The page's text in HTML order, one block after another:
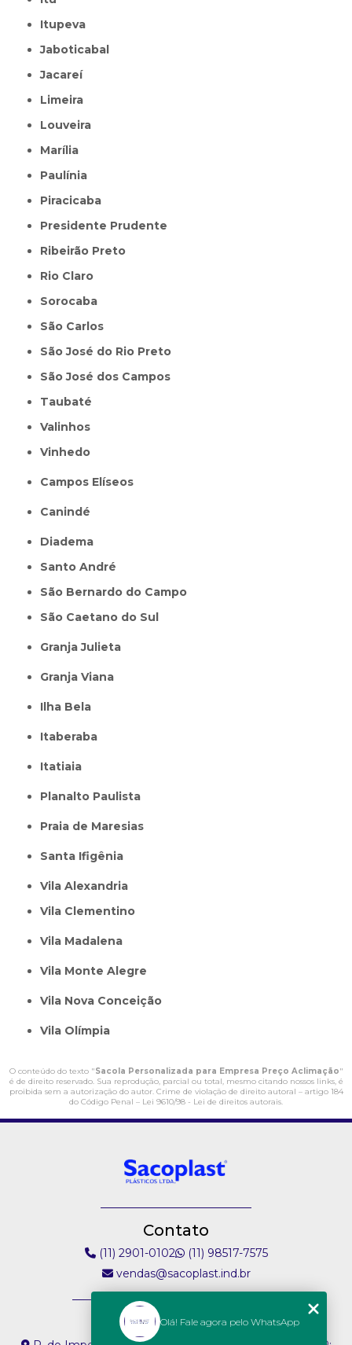
Itupeva
Jaboticabal
Jacareí
Limeira
Louveira
Marília
Paulínia
Piracicaba
Presidente Prudente
Ribeirão Preto
Rio Claro
Sorocaba
São Carlos
São José do Rio Preto
São José dos Campos
Taubaté
Valinhos
Vinhedo
Campos Elíseos
Canindé
Diadema
Santo André
São Bernardo do Campo
São Caetano do Sul
Granja Julieta
Granja Viana
Ilha Bela
Itaberaba
itatiaia
Planalto Paulista
Praia de Maresias
Santa Ifigênia
Vila Alexandria
Vila Clementino
Vila Madalena
Vila Monte Alegre
Vila Nova Conceição
Vila Olímpia
O conteúdo do texto "Sacola Personalizada para Empresa Preço Aclimação"
é de direito reservado. Sua reprodução, parcial ou total, mesmo citando nossos links, é
proibida sem a autorização do autor. Crime de violação de direito autoral – artigo 184
do Código Penal – Lei 9610/98 - Lei de direitos autorais.
Contato
(11) 2901-0102
(11) 98517-7575
vendas@sacoplast.ind.br
Endereço
Olá! Fale agora pelo WhatsApp